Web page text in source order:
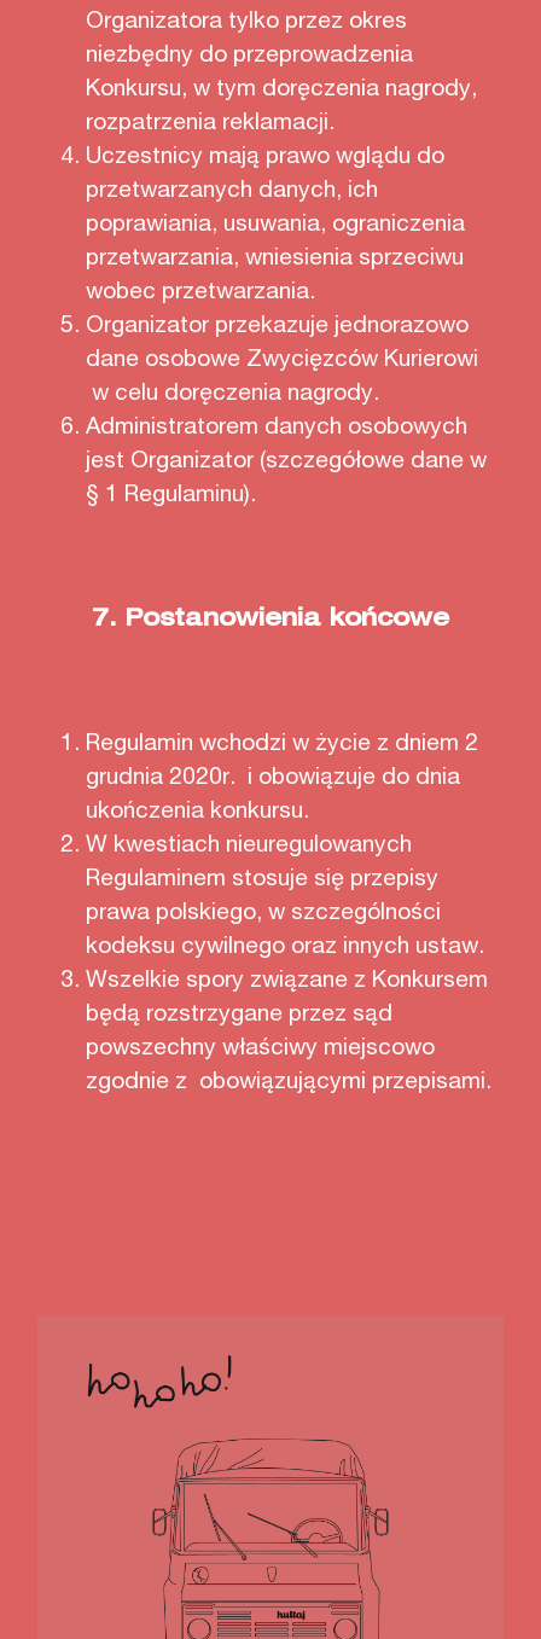
Organizatora tylko przez okres
niezbędny do przeprowadzenia
Konkursu, w tym doręczenia nagrody,
rozpatrzenia reklamacji.
Uczestnicy mają prawo wglądu do
przetwarzanych danych, ich
poprawiania, usuwania, ograniczenia
przetwarzania, wniesienia sprzeciwu
wobec przetwarzania.
Organizator przekazuje jednorazowo
dane osobowe Zwycięzców Kurierowi
w celu doręczenia nagrody.
Administratorem danych osobowych
jest Organizator (szczegółowe dane w
§ 1 Regulaminu).
7. Postanowienia końcowe
Regulamin wchodzi w życie z dniem 2
grudnia 2020r. i obowiązuje do dnia
ukończenia konkursu.
W kwestiach nieuregulowanych
Regulaminem stosuje się przepisy
prawa polskiego, w szczególności
kodeksu cywilnego oraz innych ustaw.
Wszelkie spory związane z Konkursem
będą rozstrzygane przez sąd
powszechny właściwy miejscowo
zgodnie z obowiązującymi przepisami.